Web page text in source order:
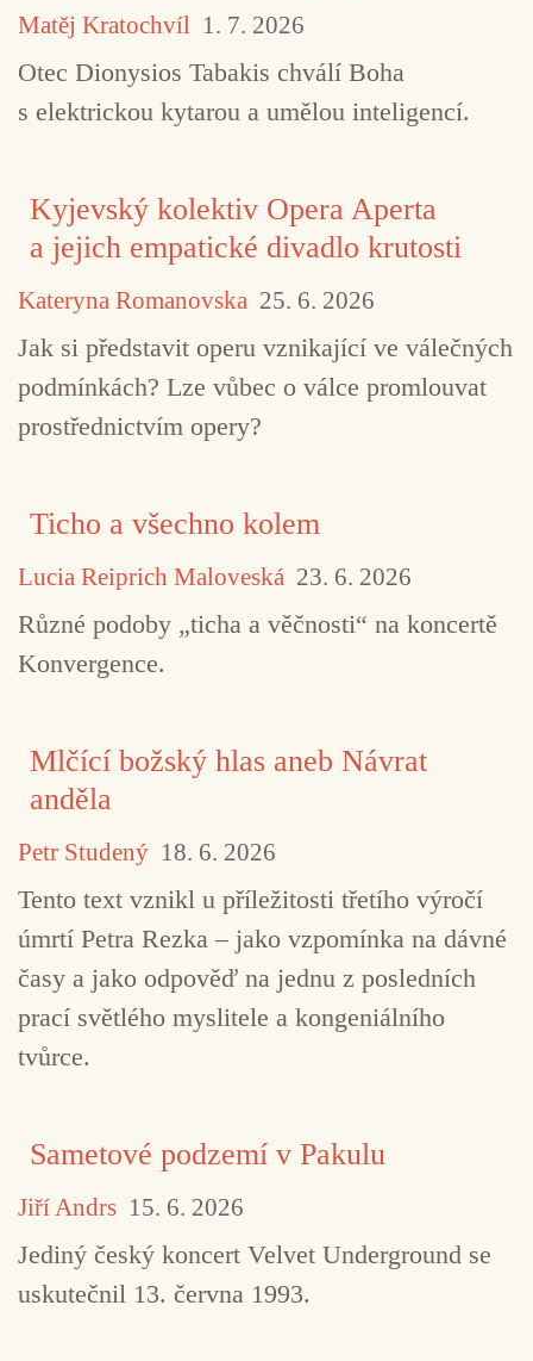
TAGY Edition Records jazz
Per Oddvar Johansen
Matěj Kratochvíl 1. 7. 2026
Otec Dionysios Tabakis chválí Boha
s elektrickou kytarou a umělou inteligencí.
Kyjevský kolektiv Opera Aperta
a jejich empatické divadlo krutosti
Kateryna Romanovska 25. 6. 2026
Jak si představit operu vznikající ve válečných
podmínkách? Lze vůbec o válce promlouvat
prostřednictvím opery?
Ticho a všechno kolem
Lucia Reiprich Maloveská 23. 6. 2026
Různé podoby „ticha a věčnosti“ na koncertě
Konvergence.
Mlčící božský hlas aneb Návrat
anděla
Petr Studený 18. 6. 2026
Tento text vznikl u příležitosti třetího výročí
úmrtí Petra Rezka – jako vzpomínka na dávné
časy a jako odpověď na jednu z posledních
prací světlého myslitele a kongeniálního
tvůrce.
Sametové podzemí v Pakulu
Jiří Andrs 15. 6. 2026
Jediný český koncert Velvet Underground se
uskutečnil 13. června 1993.